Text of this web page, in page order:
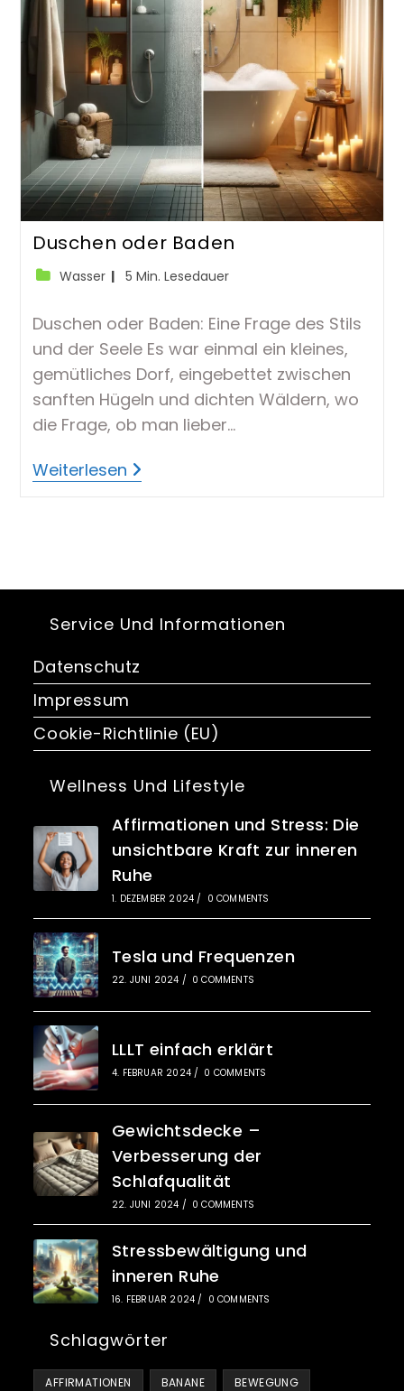
Duschen oder Baden
Beitrags-
Wasser Lesedauer:
5 Min. Lesedauer
Duschen oder Baden: Eine Frage des Stils
und der Seele Es war einmal ein kleines,
gemütliches Dorf, eingebettet zwischen
sanften Hügeln und dichten Wäldern, wo
die Frage, ob man lieber…
WeiterlesenDuschen
Oder
Service Und Informationen
Datenschutz
Impressum
Cookie-Richtlinie (EU)
Wellness Und Lifestyle
Affirmationen und Stress: Die
unsichtbare Kraft zur inneren
Ruhe
1. DEZEMBER 2024 / 0 COMMENTS
Tesla und Frequenzen
22. JUNI 2024 / 0 COMMENTS
LLLT einfach erklärt
4. FEBRUAR 2024 / 0 COMMENTS
Gewichtsdecke –
Verbesserung der
Schlafqualität
22. JUNI 2024 / 0 COMMENTS
Stressbewältigung und
inneren Ruhe
16. FEBRUAR 2024 / 0 COMMENTS
Schlagwörter
AFFIRMATIONEN BANANE BEWEGUNG